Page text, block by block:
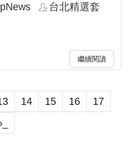
台北精選套
繼續閱讀
14 15 16
17